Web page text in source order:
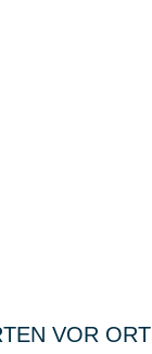
VOR ORT